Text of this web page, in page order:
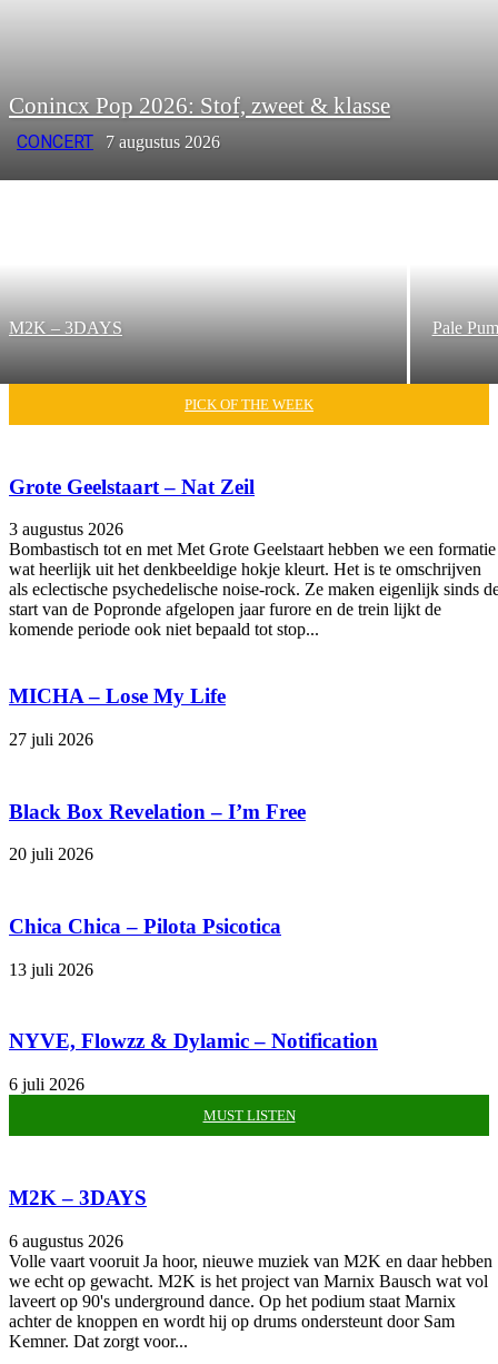
Conincx Pop 2026: Stof, zweet & klasse
CONCERT 7 augustus 2026
M2K – 3DAYS Pale
PICK OF THE WEEK
Grote Geelstaart – Nat Zeil
3 augustus 2026
Bombastisch tot en met Met Grote Geelstaart hebben we een formatie
wat heerlijk uit het denkbeeldige hokje kleurt. Het is te omschrijven
als eclectische psychedelische noise-rock. Ze maken eigenlijk sinds
start van de Popronde afgelopen jaar furore en de trein lijkt de
komende periode ook niet bepaald tot stop...
MICHA – Lose My Life
27 juli 2026
Black Box Revelation – I’m Free
20 juli 2026
Chica Chica – Pilota Psicotica
13 juli 2026
NYVE, Flowzz & Dylamic – Notification
6 juli 2026
MUST LISTEN
M2K – 3DAYS
6 augustus 2026
Volle vaart vooruit Ja hoor, nieuwe muziek van M2K en daar hebben
we echt op gewacht. M2K is het project van Marnix Bausch wat vol
laveert op 90's underground dance. Op het podium staat Marnix
achter de knoppen en wordt hij op drums ondersteunt door Sam
Kemner. Dat zorgt voor...